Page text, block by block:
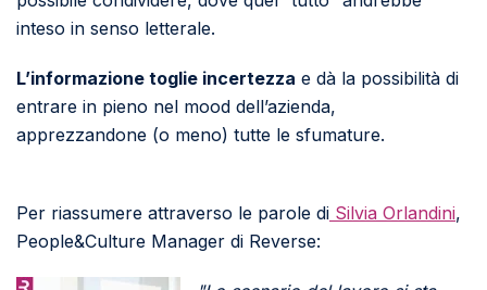
inteso in senso letterale.
L’informazione toglie incertezza e dà la possibilità di
entrare in pieno nel mood dell’azienda,
apprezzandone (o meno) tutte le sfumature.
Per riassumere attraverso le parole di Silvia Orlandini,
People&Culture Manager di Reverse: